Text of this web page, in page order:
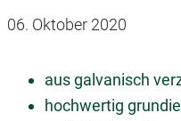
06. Oktober 2020
aus galvanisch
hochwertig